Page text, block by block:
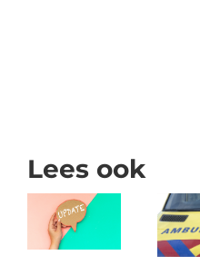
Lees ook